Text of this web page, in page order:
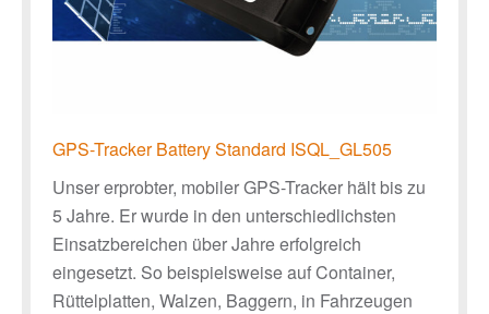
GPS-Tracker Battery Standard ISQL_GL505
Unser erprobter, mobiler GPS-Tracker hält bis zu
5 Jahre. Er wurde in den unterschiedlichsten
Einsatzbereichen über Jahre erfolgreich
eingesetzt. So beispielsweise auf Container,
Rüttelplatten, Walzen, Baggern, in Fahrzeugen